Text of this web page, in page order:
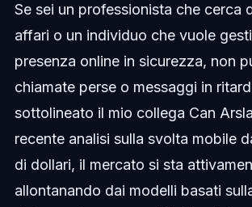
Se sei un professionista che cerca
affari o un individuo che vuole
presenza online in sicurezza, non
chiamate perse o messaggi in
sottolineato il mio collega Can
recente analisi sulla svolta mobile
di dollari, il mercato si sta
allontanando dai modelli basati